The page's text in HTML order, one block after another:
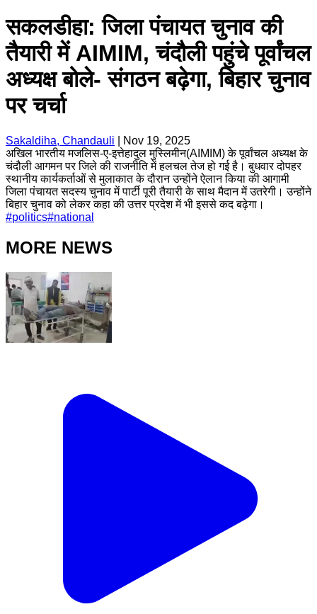
सकलडीहा: जिला पंचायत चुनाव की
तैयारी में AIMIM, चंदौली पहुंचे पूर्वांचल
अध्यक्ष बोले- संगठन बढ़ेगा, बिहार चुनाव
पर चर्चा
Sakaldiha, Chandauli
Nov 19, 2025
अखिल भारतीय मजलिस-ए-इत्तेहादुल मुस्लिमीन(AIMIM) के पूर्वांचल अध्यक्ष के
चंदौली आगमन पर जिले की राजनीति में हलचल तेज हो गई है। बुधवार दोपहर
स्थानीय कार्यकर्ताओं से मुलाकात के दौरान उन्होंने ऐलान किया की आगामी
जिला पंचायत सदस्य चुनाव में पार्टी पूरी तैयारी के साथ मैदान में उतरेगी। उन्होंने
बिहार चुनाव को लेकर कहा की उत्तर प्रदेश में भी इससे कद बढ़ेगा।
#politics#national
MORE NEWS